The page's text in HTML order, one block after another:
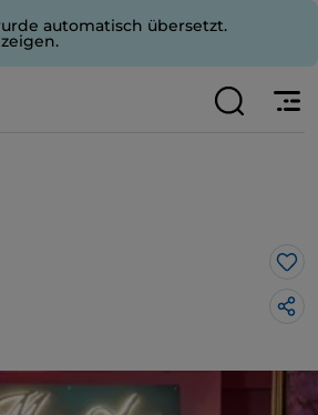
automatisch übersetzt.